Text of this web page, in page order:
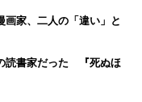
家、二人の「違い」と
読書家だった 『死ぬほ